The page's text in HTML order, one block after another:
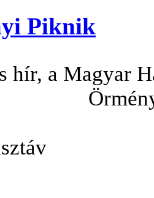
Piknik
hír, a Magyar